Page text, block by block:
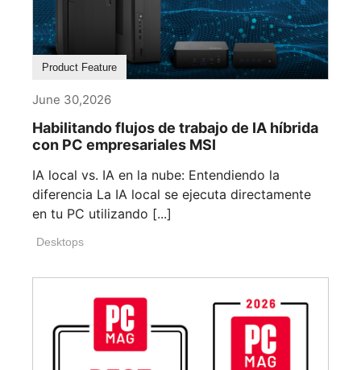
Product Feature
June 30,2026
Habilitando flujos de trabajo de IA híbrida
con PC empresariales MSI
IA local vs. IA en la nube: Entendiendo la
diferencia La IA local se ejecuta directamente
en tu PC utilizando [...]
Desktops